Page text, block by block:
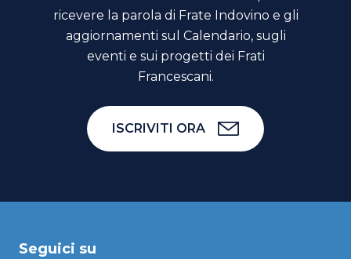
ricevere la parola di Frate Indovino e gli
aggiornamenti sul Calendario, sugli
eventi e sui progetti dei Frati
Francescani.
ISCRIVITI ORA
Seguici su